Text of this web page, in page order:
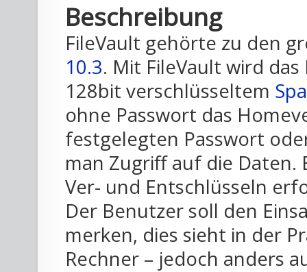
Beschreibung
FileVault gehörte zu den
10.3. Mit FileVault wird
128bit verschlüsseltem
ohne Passwort das
festgelegten Passwort
man Zugriff auf die Daten.
Ver- und Entschlüsseln
Der Benutzer soll den
merken, dies sieht in der
Rechner – jedoch anders